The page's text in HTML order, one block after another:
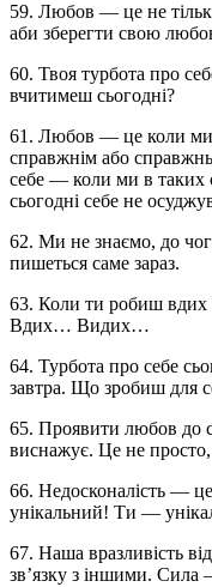
59. Любов — це не
аби зберегти свою
60. Твоя турбота про
вчитимеш сьогодні?
61. Любов — це коли ми
справжнім або
себе — коли ми в таких
сьогодні себе не
62. Ми не знаємо, до
пишеться саме зараз.
63. Коли ти робиш вдих
Вдих… Видих…
64. Турбота про себе
завтра. Що зробиш для
65. Проявити любов до
виснажує. Це не
66. Недосконалість —
унікальний! Ти —
67. Наша вразливість
зв’язку з іншими. Сила